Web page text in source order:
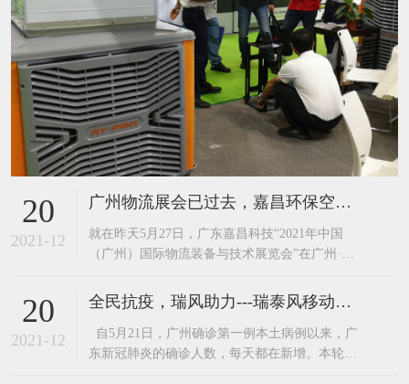
20
2021-12
广州物流展会已过去，嘉昌环保空调工业风扇又迎来到了重庆展
​就在昨天5月27日，广东嘉昌科技“2021年中国
（广州）国际物流装备与技术展览会”在广州·中
大核心产品“环保空调”和“工业大风扇”更是吸引
了不少来人在展区了解产品。广东嘉昌在展会的
技术人员可是接待了一波又一波咨询的客人。这
么多年，广东嘉昌已经为韵达、跨境物
20
2021-12
全民抗疫，瑞风助力---瑞泰风移动环保空调厂家关爱在行动
自5月21日，广州确诊第一例本土病例以来，广
东新冠肺炎的确诊人数，每天都在新增。本轮疫